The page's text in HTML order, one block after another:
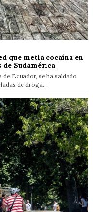
que metía cocaína en
de Sudamérica
Ecuador, se ha saldado
de droga…